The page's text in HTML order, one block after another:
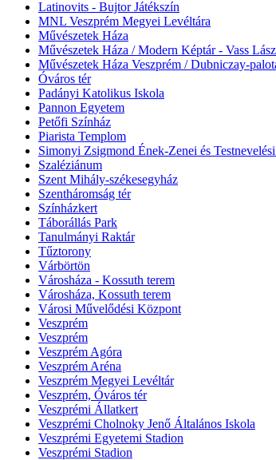
Latinovits - Bujtor Játékszín
MNL Veszprém Megyei Levéltára
Művészetek Háza
Művészetek Háza / Modern Képtár - Vass
Művészetek Háza Veszprém / Dubniczay-
Óváros tér
Padányi Katolikus Iskola
Pannon Egyetem
Petőfi Színház
Piarista Templom
Simonyi Zsigmond Ének-Zenei és
Szaléziánum
Szent Mihály-székesegyház
Szentháromság tér
Színházkert
Táborállás Park
Tanulmányi Raktár
Tűztorony
Várbörtön
Városháza - Kossuth terem
Városháza, Kossuth terem
Városi Művelődési Központ
Veszprém
Veszprém
Veszprém Agóra
Veszprém Aréna
Veszprém Megyei Levéltár
Veszprém, Óváros tér
Veszprémi Állatkert
Veszprémi Cholnoky Jenő Általános Iskola
Veszprémi Egyetemi Stadion
Veszprémi Stadion